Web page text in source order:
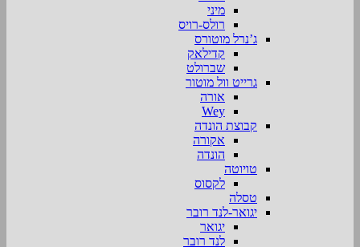
מיני
רולס-רויס
ג’נרל מוטורס
קדילאק
שברולט
גרייט וול מוטור
אורה
Wey
קבוצת הונדה
אקורה
הונדה
טויוטה
לקסוס
טסלה
יגואר-לנד רובר
יגואר
לנד רובר